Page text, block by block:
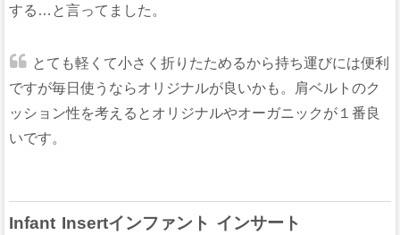
する…と言ってました。
とても軽くて小さく折りたためるから持ち運びには便利
ですが毎日使うならオリジナルが良いかも。肩ベルトのク
ッション性を考えるとオリジナルやオーガニックが１番良
いです。
Infant Insertインファント インサート